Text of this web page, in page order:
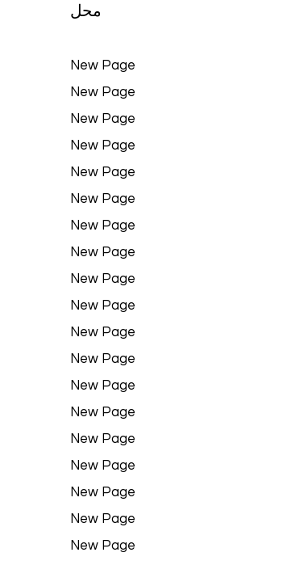
محل
New Page
New Page
New Page
New Page
New Page
New Page
New Page
New Page
New Page
New Page
New Page
New Page
New Page
New Page
New Page
New Page
New Page
New Page
New Page